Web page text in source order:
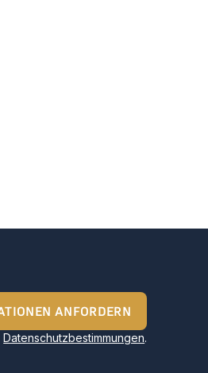
ANFORDERN
Datenschutzbestimmungen.